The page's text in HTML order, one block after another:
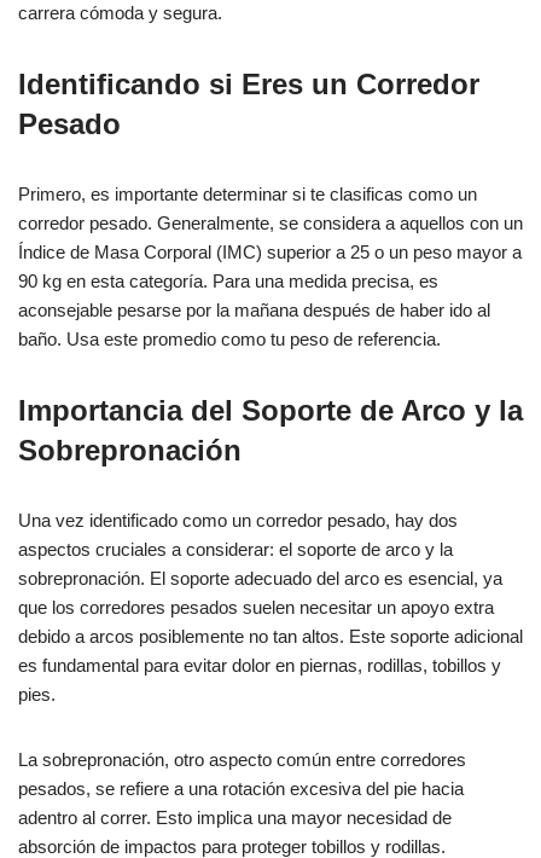
carrera cómoda y segura.
Identificando si Eres un Corredor
Pesado
Primero, es importante determinar si te clasificas como un
corredor pesado. Generalmente, se considera a aquellos con un
Índice de Masa Corporal (IMC) superior a 25 o un peso mayor a
90 kg en esta categoría. Para una medida precisa, es
aconsejable pesarse por la mañana después de haber ido al
baño. Usa este promedio como tu peso de referencia.
Importancia del Soporte de Arco y la
Sobrepronación
Una vez identificado como un corredor pesado, hay dos
aspectos cruciales a considerar: el soporte de arco y la
sobrepronación. El soporte adecuado del arco es esencial, ya
que los corredores pesados suelen necesitar un apoyo extra
debido a arcos posiblemente no tan altos. Este soporte adicional
es fundamental para evitar dolor en piernas, rodillas, tobillos y
pies.
La sobrepronación, otro aspecto común entre corredores
pesados, se refiere a una rotación excesiva del pie hacia
adentro al correr. Esto implica una mayor necesidad de
absorción de impactos para proteger tobillos y rodillas.